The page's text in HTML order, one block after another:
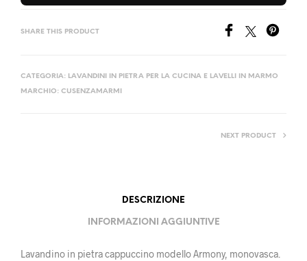
SHARE THIS PRODUCT
CATEGORIA: LAVANDINI IN PIETRA PER LA CUCINA E LAVELLI IN MARMO
MARCHIO: CUSENZAMARMI
NEXT PRODUCT
DESCRIZIONE
INFORMAZIONI AGGIUNTIVE
Lavandino in pietra cappuccino modello Armony, monovasca.